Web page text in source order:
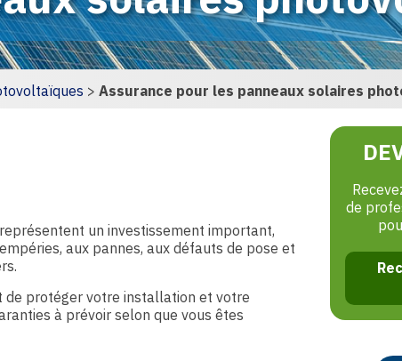
> Assurance pour les panneaux solaires
représentent un investissement important,
aux pannes, aux défauts de pose et
de protéger votre installation et votre
à prévoir selon que vous êtes
de